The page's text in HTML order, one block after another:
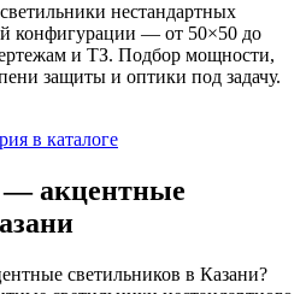
светильники нестандартных
конфигурации — от 50×50 до
и ТЗ. Подбор мощности,
защиты и оптики под задачу.
в каталоге
—акцентные
светильников в Казани?